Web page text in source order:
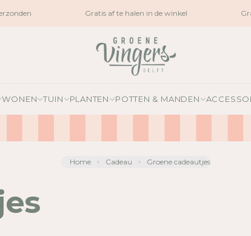
Gratis af te halen in de winkel
WONEN TUIN PLANTEN POTTEN & MANDEN
Home Cadeau Groene cadeautjes